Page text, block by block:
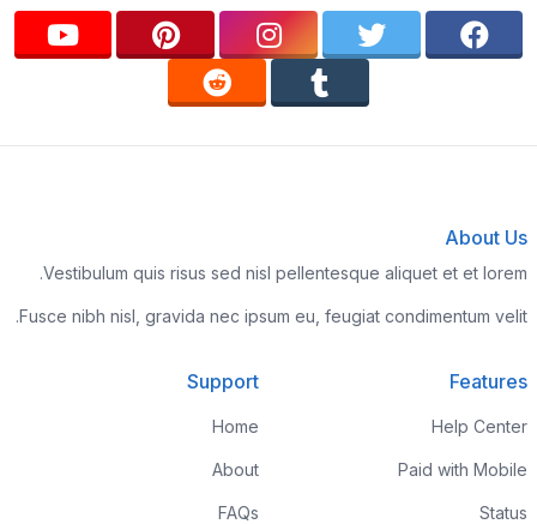
About Us
Vestibulum quis risus sed nisl pellentesque aliquet et et lorem.
Fusce nibh nisl, gravida nec ipsum eu, feugiat condimentum velit.
Features
Help Center
Paid with Mobile
Status
Support
Home
About
FAQs